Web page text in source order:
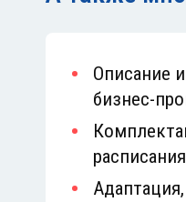
Описание
бизнес-
расписания